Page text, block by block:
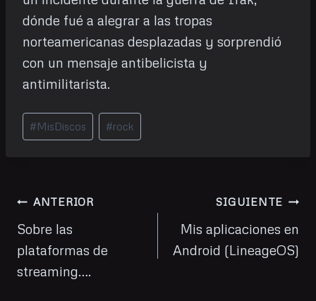
dónde fué a alegrar a las tropas
norteamericanas desplazadas y sorprendió
con un mensaje antibelicista y
antimilitarista.
Etiquetas
de
#MisDiscos #rock
Navegación
de
entradas
ANTERIOR
Sobre las
plataformas de
streaming….
SIGUIENTE
Mis aplicaciones en
Android (LineageOS)